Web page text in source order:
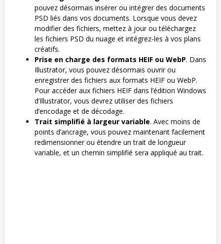
pouvez désormais insérer ou intégrer des documents
PSD liés dans vos documents. Lorsque vous devez
modifier des fichiers, mettez à jour ou téléchargez
les fichiers PSD du nuage et intégrez-les à vos plans
créatifs.
Prise en charge des formats HEIF ou WebP. Dans
Illustrator, vous pouvez désormais ouvrir ou
enregistrer des fichiers aux formats HEIF ou WebP.
Pour accéder aux fichiers HEIF dans l’édition Windows
d’Illustrator, vous devrez utiliser des fichiers
d’encodage et de décodage.
Trait simplifié à largeur variable. Avec moins de
points d’ancrage, vous pouvez maintenant facilement
redimensionner ou étendre un trait de longueur
variable, et un chemin simplifié sera appliqué au trait.